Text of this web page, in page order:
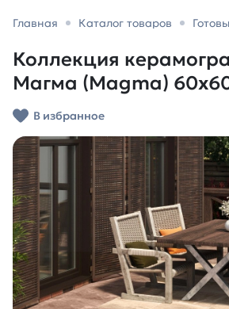
Главная Каталог товаров
Коллекция
Магма (Magma)
В избранное